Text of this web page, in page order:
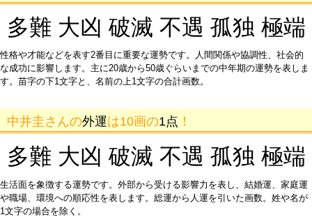
多難 大凶 破滅 不遇 孤独 極端
性格や才能などを表す2番目に重要な運勢です。人間関係や協調性、社会的
な成功に影響します。主に20歳から50歳ぐらいまでの中年期の運勢を表しま
す。苗字の下1文字と、名前の上1文字の合計画数。
中井圭さんの外運は10画の1点 ！
多難 大凶 破滅 不遇 孤独 極端
生活面を象徴する運勢です。外部から受ける影響力を表し、結婚運、家庭運
や職場、環境への順応性を表します。総運から人運を引いた画数。姓や名が
1文字の場合を除く。